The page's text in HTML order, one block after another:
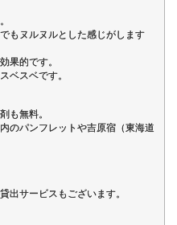
もヌルヌルとした感じがします
果的です。
ベスベです。
も無料。
のパンフレットや吉原宿（東海道
出サービスもございます。